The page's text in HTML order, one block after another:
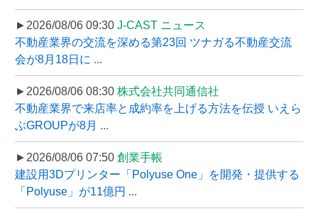
►2026/08/06 09:30 J-CAST ニュース
不動産業界の交流を深める第23回 ツナガる不動産交流
会が8月18日に ...
►2026/08/06 08:30 株式会社共同通信社
不動産業界で来店率と成約率を上げる方法を伝授 いえら
ぶGROUPが8月 ...
►2026/08/06 07:50 創業手帳
建設用3Dプリンター「Polyuse One」を開発・提供する
「Polyuse」が11億円 ...